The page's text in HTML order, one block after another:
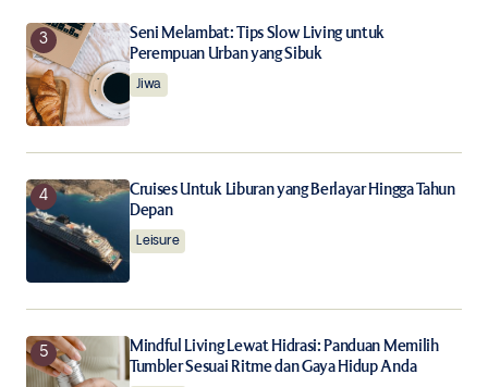
Seni Melambat: Tips Slow Living untuk
Perempuan Urban yang Sibuk
Jiwa
Cruises Untuk Liburan yang Berlayar Hingga Tahun
Depan
Leisure
Mindful Living Lewat Hidrasi: Panduan Memilih
Tumbler Sesuai Ritme dan Gaya Hidup Anda